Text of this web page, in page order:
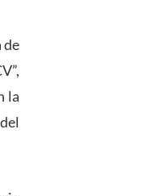
de
la